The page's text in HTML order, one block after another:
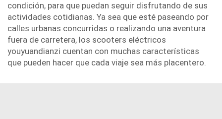
condición, para que puedan seguir disfrutando de sus
actividades cotidianas. Ya sea que esté paseando por
calles urbanas concurridas o realizando una aventura
fuera de carretera, los scooters eléctricos
youyuandianzi cuentan con muchas características
que pueden hacer que cada viaje sea más placentero.